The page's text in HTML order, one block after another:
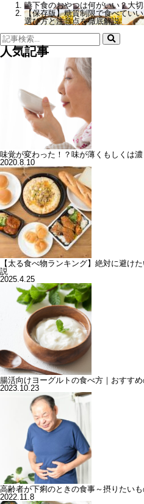
嚥下食のおやつは何がいい？大
【保存版】糖質制限で食べてい
選び方と注意点を徹底解説
検
索:
人気記事
味覚が変わった！？味が薄くもしくは
2020.8.10
【太る食べ物ランキング】絶対に避け
説
2025.4.25
腸活向けヨーグルトの食べ方｜おすす
2023.10.23
高齢者が下痢のときの食事～摂りたい
2022.11.8